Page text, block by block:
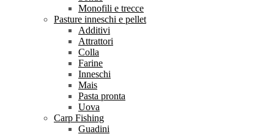
Monofili e trecce
Pasture inneschi e pellet
Additivi
Attrattori
Colla
Farine
Inneschi
Mais
Pasta pronta
Uova
Carp Fishing
Guadini